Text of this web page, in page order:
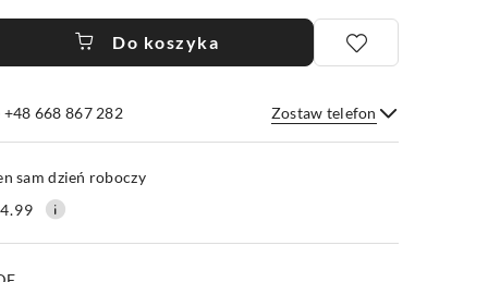
Do koszyka
668 867 282 Zostaw telefon
Wyślij
sam dzień roboczy